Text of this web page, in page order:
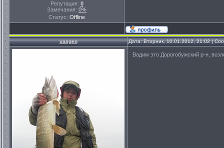
Репутация: 0
Замечания: 0%
Статус: Offline
vasgen Дата: Вторник, 10.01.2012, 21:02 |
Вадим это Дорогобужский р-н,